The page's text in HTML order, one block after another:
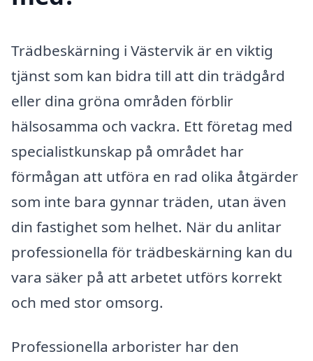
Trädbeskärning i Västervik är en viktig
tjänst som kan bidra till att din trädgård
eller dina gröna områden förblir
hälsosamma och vackra. Ett företag med
specialistkunskap på området har
förmågan att utföra en rad olika åtgärder
som inte bara gynnar träden, utan även
din fastighet som helhet. När du anlitar
professionella för trädbeskärning kan du
vara säker på att arbetet utförs korrekt
och med stor omsorg.
Professionella arborister har den